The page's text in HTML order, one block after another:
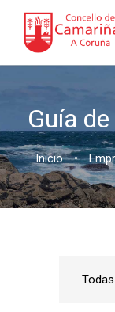
Guía
Inicio •